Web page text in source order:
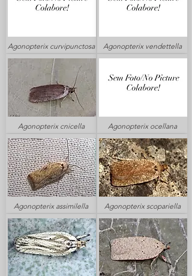
Agonopterix curvipunctosa
Agonopterix cnicella
Agonopterix assimilella
Agonopterix vendettella
Agonopterix ocellana
Agonopterix scopariella